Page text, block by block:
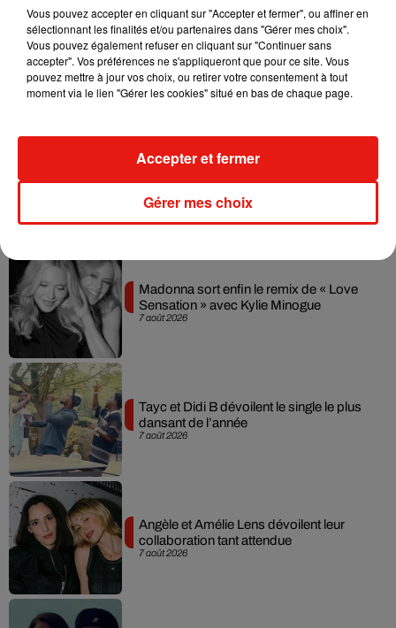
7 août 2026
Julien Lieb s’essaye à la vie de chatelain
dans son nouveau clip
7 août 2026
Madonna sort enfin le remix de « Love
Sensation » avec Kylie Minogue
7 août 2026
Tayc et Didi B dévoilent le single le plus
dansant de l’année
7 août 2026
Angèle et Amélie Lens dévoilent leur
collaboration tant attendue
Vous pouvez accepter en cliquant sur "Accepter et fermer", ou affiner en
sélectionnant les finalités et/ou partenaires dans "Gérer mes choix".
Vous pouvez également refuser en cliquant sur "Continuer sans
accepter". Vos préférences ne s'appliqueront que pour ce site. Vous
pouvez mettre à jour vos choix, ou retirer votre consentement à tout
moment via le lien "Gérer les cookies" situé en bas de chaque page.
Gérer mes choix
Accepter et fermer